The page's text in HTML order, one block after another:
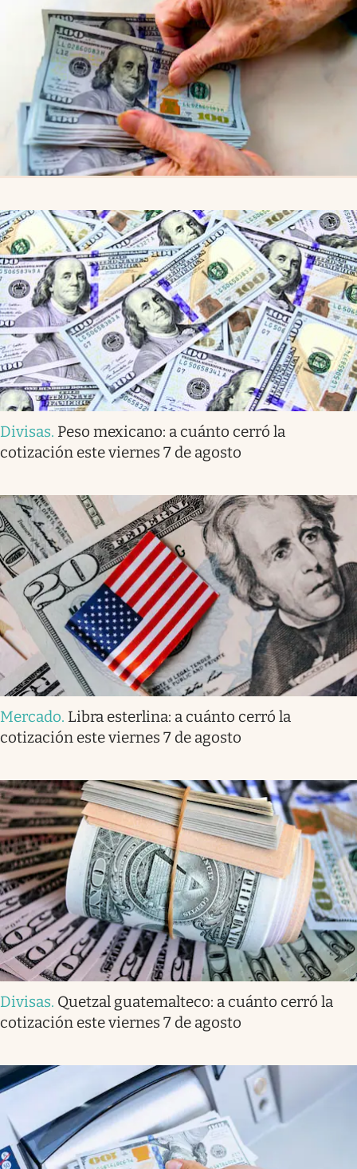
Divisas. Peso mexicano: a cuánto cerró la
cotización este viernes 7 de agosto
Mercado. Libra esterlina: a cuánto cerró la
cotización este viernes 7 de agosto
Divisas. Quetzal guatemalteco: a cuánto cerró la
cotización este viernes 7 de agosto